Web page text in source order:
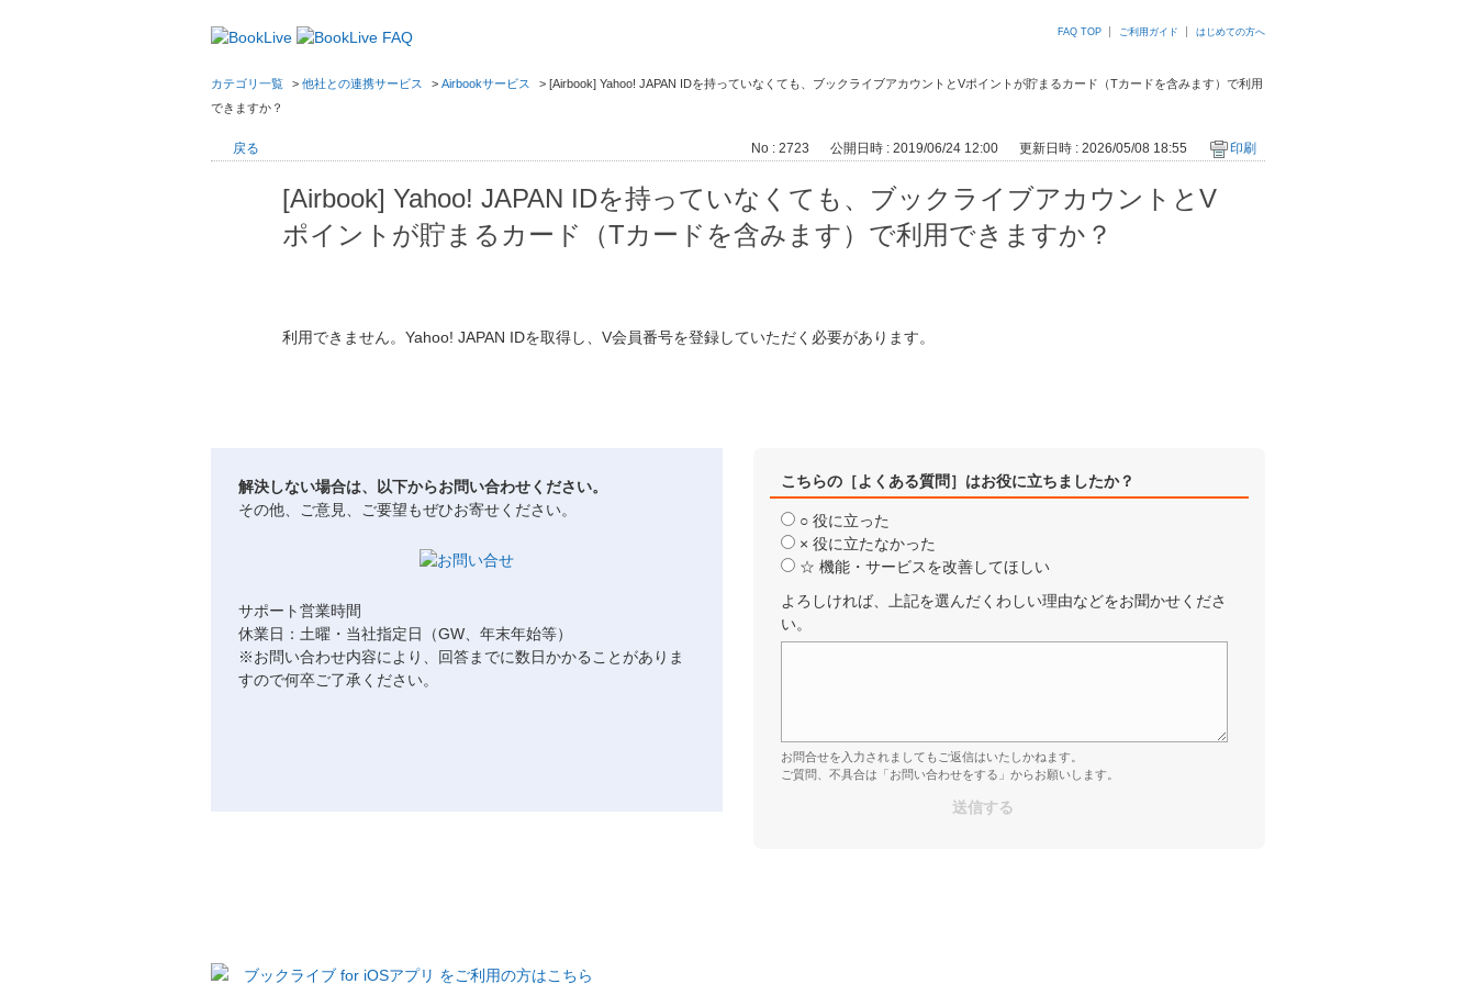
FAQ TOP ご利用ガイド はじめての方へ
カテゴリ一覧 > 他社との連携サービス > Airbookサービス > [Airbook] Yahoo! JAPAN IDを持っていなくても、ブックライブアカウントとVポイントが貯まるカード（Tカードを含みます）で利用
できますか？
戻る No : 2723 公開日時 : 2019/06/24 12:00 更新日時 : 2026/05/08 18:55 印刷
[Airbook] Yahoo! JAPAN IDを持っていなくても、ブックライブアカウントとV
ポイントが貯まるカード（Tカードを含みます）で利用できますか？
利用できません。Yahoo! JAPAN IDを取得し、V会員番号を登録していただく必要があります。
解決しない場合は、以下からお問い合わせください。
その他、ご意見、ご要望もぜひお寄せください。
サポート営業時間
休業日：土曜・当社指定日（GW、年末年始等）
※お問い合わせ内容により、回答までに数日かかることがありま
すので何卒ご了承ください。
こちらの［よくある質問］はお役に立ちましたか？
○ 役に立った
× 役に立たなかった
☆ 機能・サービスを改善してほしい
よろしければ、上記を選んだくわしい理由などをお聞かせくださ
い。
お問合せを入力されましてもご返信はいたしかねます。
ご質問、不具合は「お問い合わせをする」からお願いします。
ブックライブ for iOSアプリ をご利用の方はこちら